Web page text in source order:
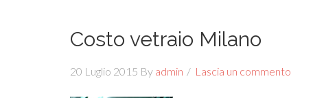
Costo vetraio Milano
20 Luglio 2015 By admin Lascia un commento